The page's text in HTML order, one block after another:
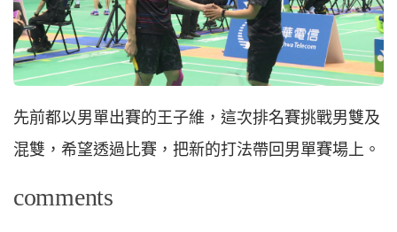
先前都以男單出賽的王子維，這次排名賽挑戰男雙及
混雙，希望透過比賽，把新的打法帶回男單賽場上。
comments